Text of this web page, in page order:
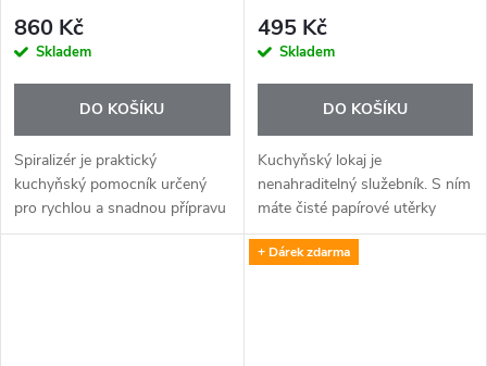
860 Kč
Skladem
DO KOŠÍKU
Spiralizér je praktický
kuchyňský pomocník určený
pro rychlou a snadnou přípravu
domácích tagliatelle ze zeleniny.
495 Kč
Skladem
DO KOŠÍKU
Kuchyňský lokaj je
nenahraditelný služebník. S ním
máte čisté papírové utěrky
neustále připravené k použití.
+ Dárek zdarma